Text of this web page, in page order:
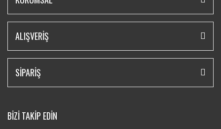
ALIŞVERİŞ
SİPARİŞ
BİZİ TAKİP EDİN